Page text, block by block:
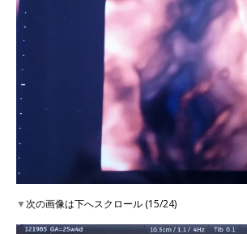
▼次の画像は下へスクロール (15/24)